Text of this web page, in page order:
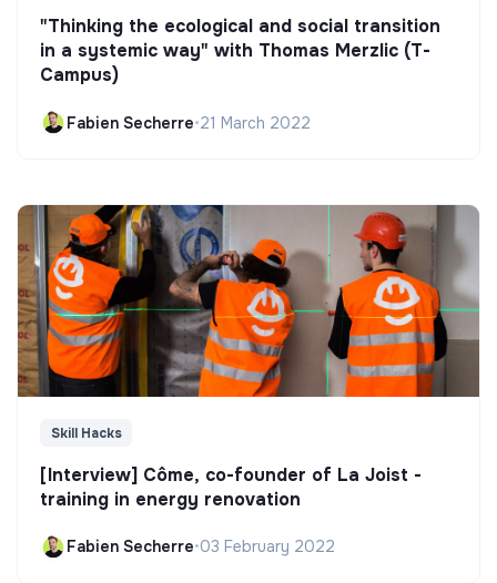
"Thinking the ecological and social transition
in a systemic way" with Thomas Merzlic (T-
Campus)
Fabien Secherre•21 March 2022
Skill Hacks
[Interview] Côme, co-founder of La Joist -
training in energy renovation
Fabien Secherre•03 February 2022